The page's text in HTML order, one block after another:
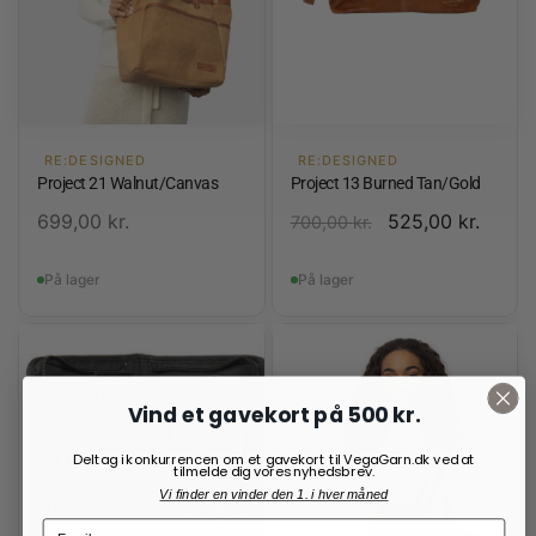
RE:DESIGNED
Project 21 Walnut/Canvas
699,00 kr.
På lager
RE:DESIGNED
Project 13 Burned Tan/Gold
700,00kr. 525,00 kr.
På lager
Vind et gavekort på 500 kr.
Deltag i konkurrencen om et gavekort til VegaGarn.dk ved at
tilmelde dig vores nyhedsbrev.
Vi finder en vinder den 1. i hver måned